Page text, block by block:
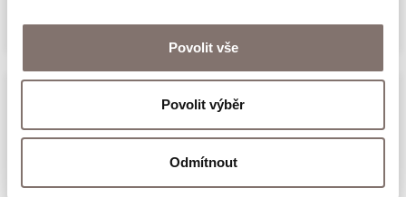
Povolit vše
Povolit výběr
Odmítnout